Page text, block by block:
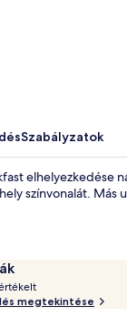
Szabályzatok
elhelyezkedése
színvonalát.
z
megtekintése